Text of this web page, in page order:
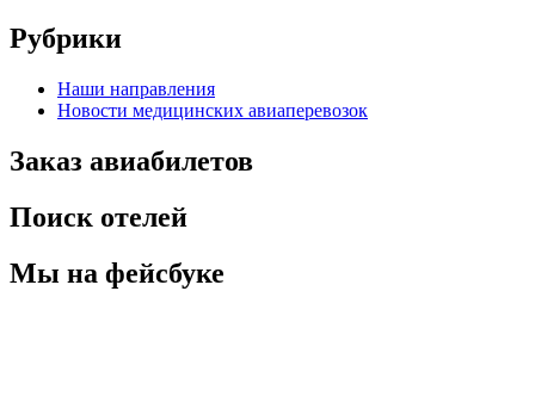
Рубрики
Наши направления
Новости медицинских авиаперевозок
Заказ авиабилетов
Поиск отелей
Мы на фейсбуке